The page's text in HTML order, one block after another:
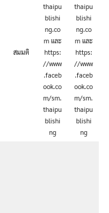
สมมติ
thaipu
blishi
ng.co
m และ
https:
//www
.faceb
ook.co
m/sm.
thaipu
blishi
ng
thaipu
blishi
ng.co
m และ
https:
//www
.faceb
ook.co
m/sm.
thaipu
blishi
ng